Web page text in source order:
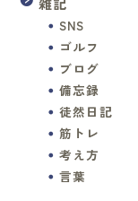
SNS
ゴルフ
ブログ
備忘録
徒然日記
筋トレ
考え方
言葉